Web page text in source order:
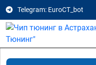
Telegram: EuroCT_bot